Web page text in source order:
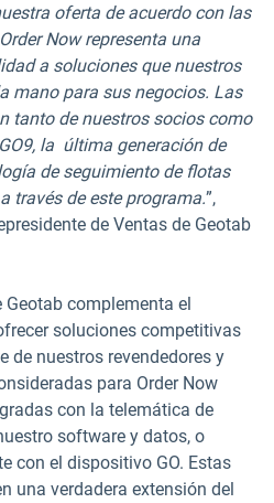
oferta de acuerdo con las
Now representa una
a soluciones que nuestros
mano para sus negocios. Las
tanto de nuestros socios como
la última generación de
de seguimiento de flotas
través de este programa.”,
de Ventas de Geotab
Geotab complementa el
soluciones competitivas
de nuestros revendedores y
para Order Now
con la telemática de
software y datos, o
con el dispositivo GO. Estas
una verdadera extensión del